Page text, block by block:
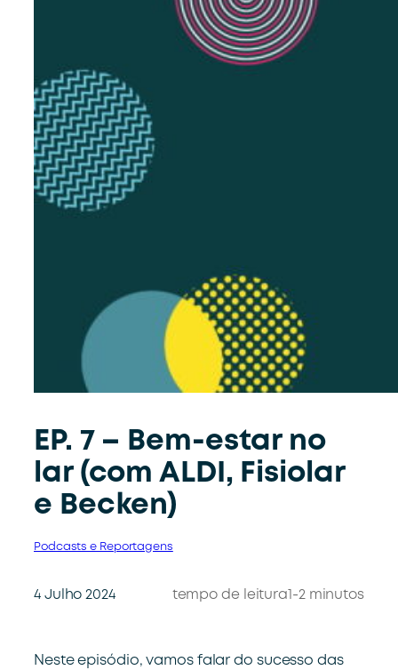
EP. 7 – Bem-estar no
lar (com ALDI, Fisiolar
e Becken)
Podcasts e Reportagens
4 Julho 2024 tempo de leitura 1-2 minutos
Neste episódio, vamos falar do sucesso das